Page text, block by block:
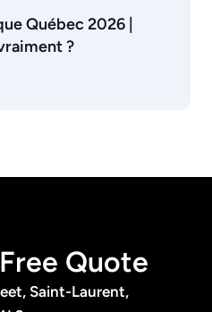
Québec 2026 |
?
Quote
Saint-Laurent,